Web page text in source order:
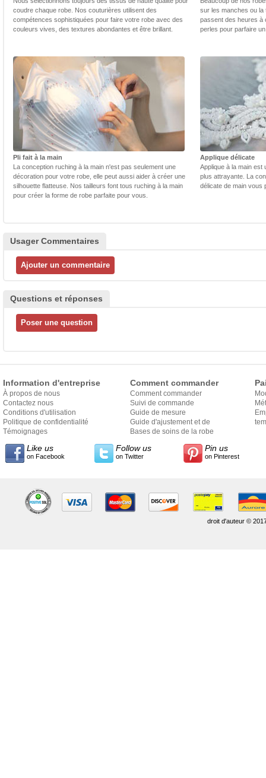
coudre chaque robe. Nos couturières utilisent des
compétences sophistiquées pour faire votre robe avec des
couleurs vives, des textures abondantes et être brillant.
sur les manches ou la
passent des heures à
perles pour parfaire
Pli fait à la main
La conception ruching à la main n'est pas seulement une
décoration pour votre robe, elle peut aussi aider à créer une
silhouette flatteuse. Nos tailleurs font tous ruching à la main
pour créer la forme de robe parfaite pour vous.
Applique délicate
Applique à la main est
plus attrayante. La
délicate de main vous
Usager Commentaires
Questions et réponses
Information d'entreprise
À propos de nous
Contactez nous
Conditions d'utilisation
Politique de confidentialité
Témoignages
Comment commander
Comment commander
Suivi de commande
Guide de mesure
Guide d'ajustement et de
style
Bases de soins de la robe
Like us
on Facebook
Follow us
on Twitter
Pin us
on Pinterest
droit d'auteur ©